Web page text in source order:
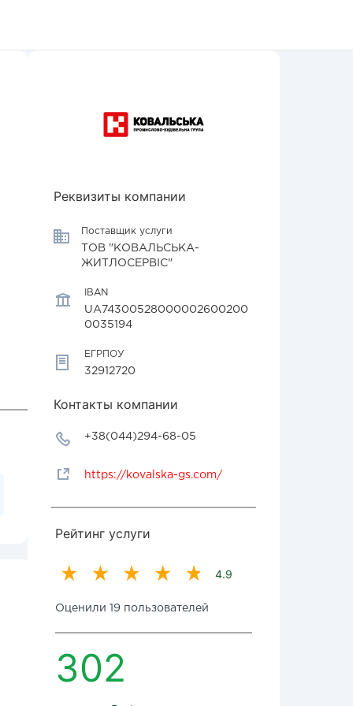
Реквизиты компании
Поставщик услуги
ТОВ "КОВАЛЬСЬКА-
ЖИТЛОСЕРВІС"
IBAN
UA74300528000002600200
0035194
ЕГРПОУ
32912720
Контакты компании
+38(044)294-68-05
https://kovalska-gs.com/
Рейтинг услуги
4.9
Оценили 19 пользователей
302